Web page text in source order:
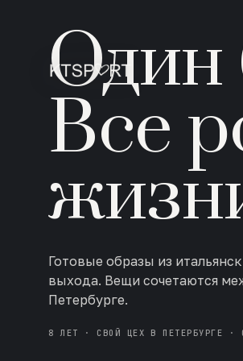
Один
Все
Готовые образы из
выхода. Вещи сочетаются
Петербурге.
8 ЛЕТ · СВОЙ ЦЕХ В ПЕТЕРБУРГЕ ·